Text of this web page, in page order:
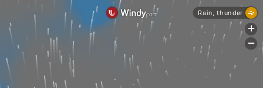
Rain, thunder
+
-